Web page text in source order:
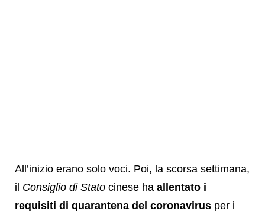
All’inizio erano solo voci. Poi, la scorsa settimana,
il Consiglio di Stato cinese ha allentato i
requisiti di quarantena del coronavirus per i